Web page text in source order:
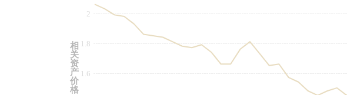
1.6
2
1.8
相
关
资
产
价
格